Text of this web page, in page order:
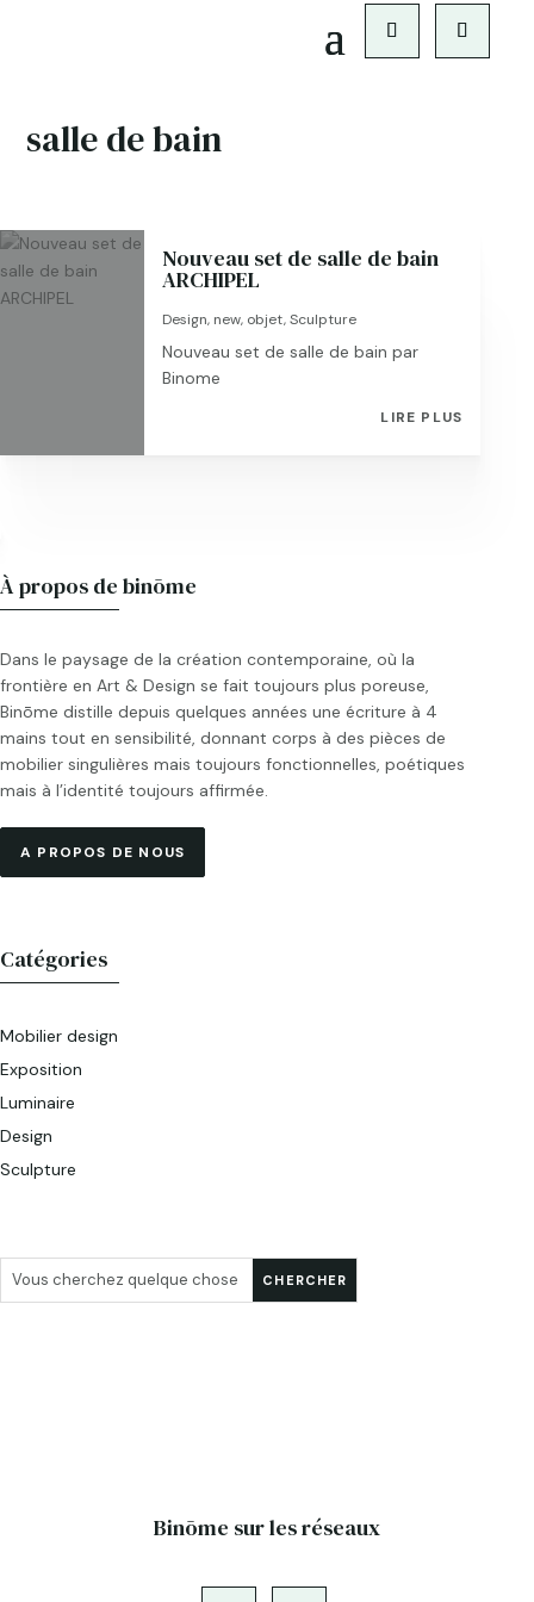
salle de bain
Nouveau set de salle de bain
ARCHIPEL
Design, new, objet,Sculpture
Nouveau set de salle de bain par
Binome
LIRE PLUS
À propos de binōme
Dans le paysage de la création contemporaine, où la
frontière en Art & Design se fait toujours plus poreuse,
Binōme distille depuis quelques années une écriture à 4
mains tout en sensibilité, donnant corps à des pièces de
mobilier singulières mais toujours fonctionnelles, poétiques
mais à l’identité toujours affirmée.
A PROPOS DE NOUS
Catégories
Mobilier design
Exposition
Luminaire
Design
Sculpture
Binōme sur les réseaux